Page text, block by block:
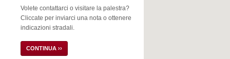
Volete contattarci o visitare la palestra?
Cliccate per inviarci una nota o ottenere
indicazioni stradali.
CONTINUA ››